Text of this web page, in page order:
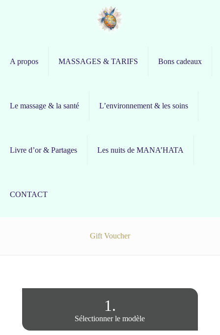
A propos MASSAGES & TARIFS Bons cadeaux
Le massage & la santé L’environnement & les soins
Livre d’or & Partages Les nuits de MANA’HATA
CONTACT
Gift Voucher
1.
Sélectionner le modèle